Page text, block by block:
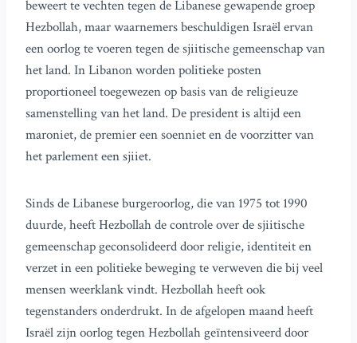
beweert te vechten tegen de Libanese gewapende groep
Hezbollah, maar waarnemers beschuldigen Israël ervan
een oorlog te voeren tegen de sjiitische gemeenschap van
het land. In Libanon worden politieke posten
proportioneel toegewezen op basis van de religieuze
samenstelling van het land. De president is altijd een
maroniet, de premier een soenniet en de voorzitter van
het parlement een sjiiet.
Sinds de Libanese burgeroorlog, die van 1975 tot 1990
duurde, heeft Hezbollah de controle over de sjiitische
gemeenschap geconsolideerd door religie, identiteit en
verzet in een politieke beweging te verweven die bij veel
mensen weerklank vindt. Hezbollah heeft ook
tegenstanders onderdrukt. In de afgelopen maand heeft
Israël zijn oorlog tegen Hezbollah geïntensiveerd door